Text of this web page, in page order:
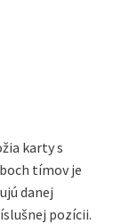
karty s
tímov je
danej
pozícii.